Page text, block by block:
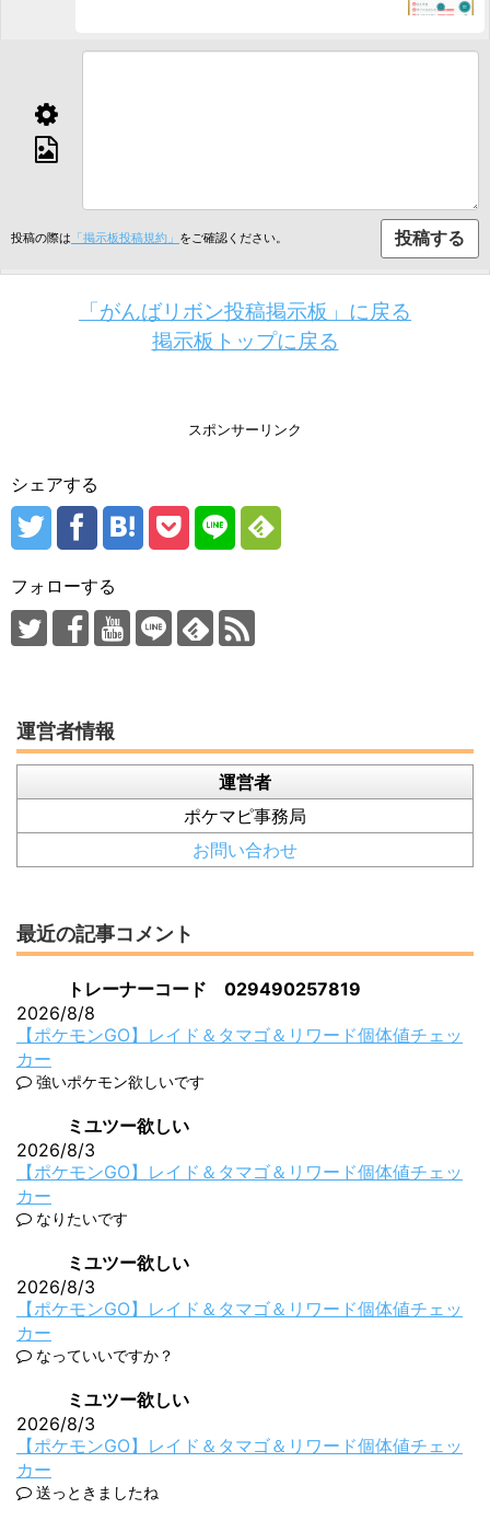
投稿の際は 「掲示板投稿規約」 をご確認ください。
「がんばリボン投稿掲示板」に戻る
掲示板トップに戻る
スポンサーリンク
シェアする
フォローする
運営者情報
運営者
ポケマピ事務局
お問い合わせ
最近の記事コメント
トレーナーコード 029490257819
2026/8/8
【ポケモンGO】レイド＆タマゴ＆リワード個体値チェッ
カー
強いポケモン欲しいです
ミユツー欲しい
2026/8/3
【ポケモンGO】レイド＆タマゴ＆リワード個体値チェッ
カー
なりたいです
ミユツー欲しい
2026/8/3
【ポケモンGO】レイド＆タマゴ＆リワード個体値チェッ
カー
なっていいですか？
ミユツー欲しい
2026/8/3
【ポケモンGO】レイド＆タマゴ＆リワード個体値チェッ
カー
送っときましたね